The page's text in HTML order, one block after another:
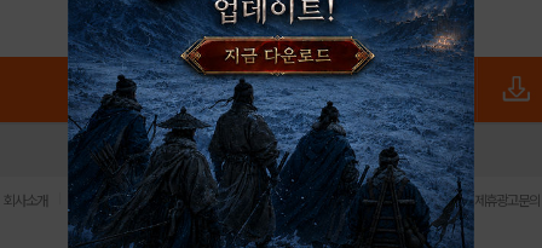
로그인 PC버전 전체앱
회사소개 이용약관 | 개인정보 처리방침 | 청소년 보호정책 | 불법촬영물 신고센터 | 제휴광고문의